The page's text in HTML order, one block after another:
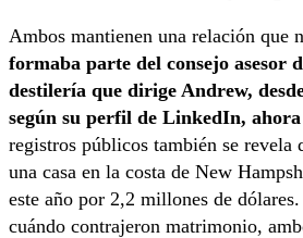
Ambos mantienen una relación que
formaba parte del consejo asesor
destilería que dirige Andrew,
según su perfil de LinkedIn,
registros públicos también se revela
una casa en la costa de New
este año por 2,2 millones de
cuándo contrajeron matrimonio,